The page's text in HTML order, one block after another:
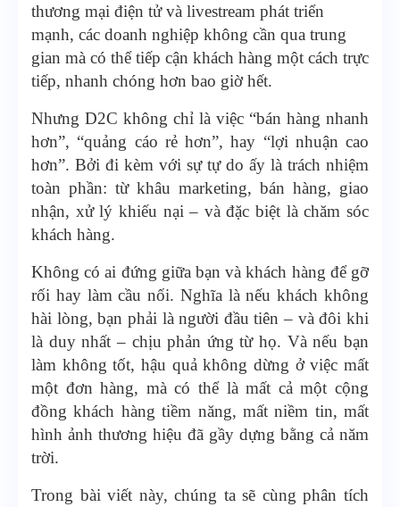
thương mại điện tử và livestream phát triển
mạnh, các doanh nghiệp không cần qua trung
gian mà có thể tiếp cận khách hàng một cách trực
tiếp, nhanh chóng hơn bao giờ hết.
Nhưng D2C không chỉ là việc “bán hàng nhanh
hơn”, “quảng cáo rẻ hơn”, hay “lợi nhuận cao
hơn”. Bởi đi kèm với sự tự do ấy là trách nhiệm
toàn phần: từ khâu marketing, bán hàng, giao
nhận, xử lý khiếu nại – và đặc biệt là chăm sóc
khách hàng.
Không có ai đứng giữa bạn và khách hàng để gỡ
rối hay làm cầu nối. Nghĩa là nếu khách không
hài lòng, bạn phải là người đầu tiên – và đôi khi
là duy nhất – chịu phản ứng từ họ. Và nếu bạn
làm không tốt, hậu quả không dừng ở việc mất
một đơn hàng, mà có thể là mất cả một cộng
đồng khách hàng tiềm năng, mất niềm tin, mất
hình ảnh thương hiệu đã gầy dựng bằng cả năm
trời.
Trong bài viết này, chúng ta sẽ cùng phân tích